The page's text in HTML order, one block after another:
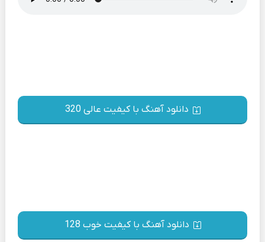
دانلود آهنگ با کیفیت عالی 320
دانلود آهنگ با کیفیت خوب 128